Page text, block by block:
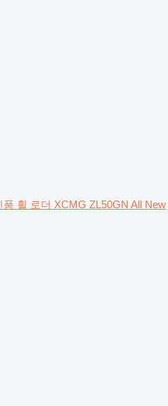
품 휠 로더 XCMG ZL50GN All New